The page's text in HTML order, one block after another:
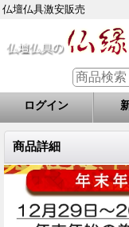
仏壇仏具激安販売
ログイン
商品詳細